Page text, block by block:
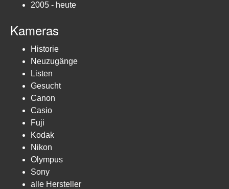
2005 - heute
Kameras
Historie
Neuzugänge
Listen
Gesucht
Canon
Casio
Fuji
Kodak
Nikon
Olympus
Sony
alle Hersteller